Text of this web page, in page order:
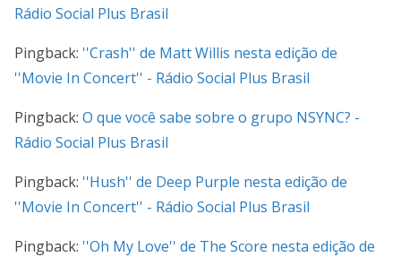
Rádio Social Plus Brasil
Pingback: ''Crash'' de Matt Willis nesta edição de
''Movie In Concert'' - Rádio Social Plus Brasil
Pingback: O que você sabe sobre o grupo NSYNC? -
Rádio Social Plus Brasil
Pingback: ''Hush'' de Deep Purple nesta edição de
''Movie In Concert'' - Rádio Social Plus Brasil
Pingback: ''Oh My Love'' de The Score nesta edição de